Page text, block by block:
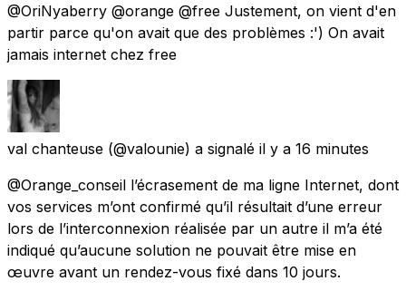
@OriNyaberry @orange @free Justement, on vient d'en
partir parce qu'on avait que des problèmes :') On avait
jamais internet chez free
val chanteuse (@valounie) a signalé il y a 16 minutes
@Orange_conseil l’écrasement de ma ligne Internet, dont
vos services m’ont confirmé qu’il résultait d’une erreur
lors de l’interconnexion réalisée par un autre il m’a été
indiqué qu’aucune solution ne pouvait être mise en
œuvre avant un rendez-vous fixé dans 10 jours.